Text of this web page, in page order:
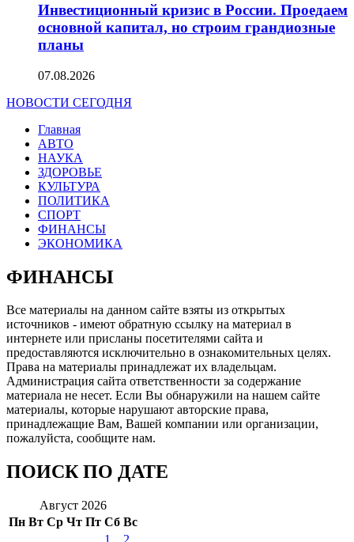
Инвестиционный кризис в России. Проедаем
основной капитал, но строим грандиозные
планы
07.08.2026
НОВОСТИ СЕГОДНЯ
Главная
АВТО
НАУКА
ЗДОРОВЬЕ
КУЛЬТУРА
ПОЛИТИКА
СПОРТ
ФИНАНСЫ
ЭКОНОМИКА
ФИНАНСЫ
Все материалы на данном сайте взяты из открытых
источников - имеют обратную ссылку на материал в
интернете или присланы посетителями сайта и
предоставляются исключительно в ознакомительных целях.
Права на материалы принадлежат их владельцам.
Администрация сайта ответственности за содержание
материала не несет. Если Вы обнаружили на нашем сайте
материалы, которые нарушают авторские права,
принадлежащие Вам, Вашей компании или организации,
пожалуйста, сообщите нам.
ПОИСК ПО ДАТЕ
Август 2026
Пн Вт Ср Чт Пт Сб Вс